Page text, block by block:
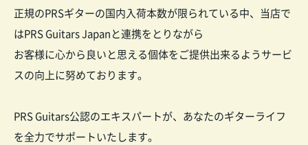
正規のPRSギターの国内入荷本数が限られている中、当店で
はPRS Guitars Japanと連携をとりながら
お客様に心から良いと思える個体をご提供出来るようサービ
スの向上に努めております。
PRS Guitars公認のエキスパートが、あなたのギターライフ
を全力でサポートいたします。